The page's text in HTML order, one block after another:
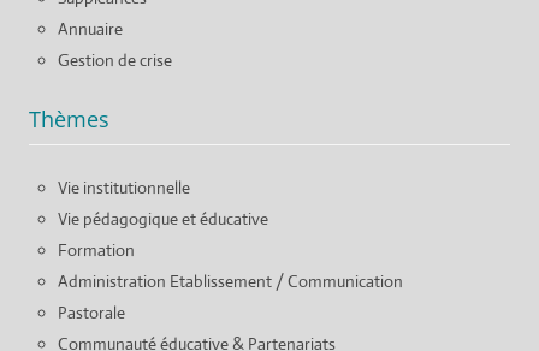
Annuaire
Gestion de crise
Thèmes
Vie institutionnelle
Vie pédagogique et éducative
Formation
Administration Etablissement / Communication
Pastorale
Communauté éducative & Partenariats